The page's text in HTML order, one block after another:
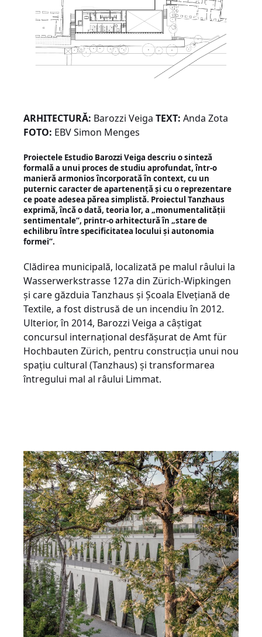
ARHITECTURĂ: Barozzi Veiga TEXT: Anda Zota
FOTO: EBV Simon Menges
Proiectele Estudio Barozzi Veiga descriu o sinteză
formală a unui proces de studiu aprofundat, într-o
manieră armonios încorporată în context, cu un
puternic caracter de apartenență și cu o reprezentare
ce poate adesea părea simplistă. Proiectul Tanzhaus
exprimă, încă o dată, teoria lor, a „monumentalității
sentimentale”, printr-o arhitectură în „stare de
echilibru între specificitatea locului și autonomia
formei”.
Clădirea municipală, localizată pe malul râului la
Wasserwerkstrasse 127a din Zürich-Wipkingen
și care găzduia Tanzhaus și Școala Elvețiană de
Textile, a fost distrusă de un incendiu în 2012.
Ulterior, în 2014, Barozzi Veiga a câștigat
concursul internațional desfășurat de Amt für
Hochbauten Zürich, pentru construcția unui nou
spațiu cultural (Tanzhaus) și transformarea
întregului mal al râului Limmat.